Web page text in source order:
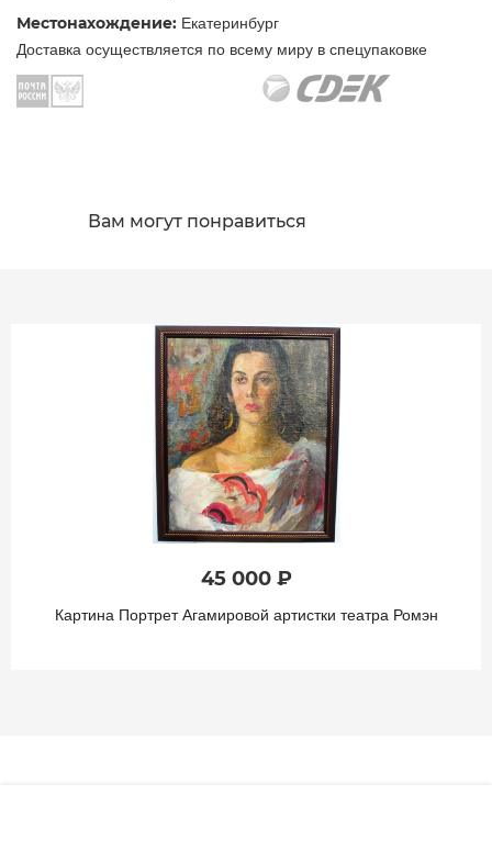
Местонахождение: Екатеринбург
Доставка осуществляется по всему миру в спецупаковке
Вам могут понравиться
45 000 ₽
Картина Портрет Агамировой артистки театра Ромэн